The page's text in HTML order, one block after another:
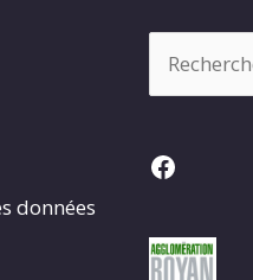
données
Facebook